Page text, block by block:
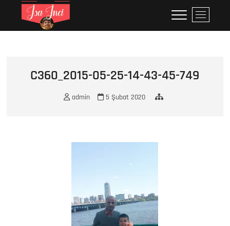
M
e
u
t
C360_2015-05-25-14-43-45-749
admin 5 Şubat 2020